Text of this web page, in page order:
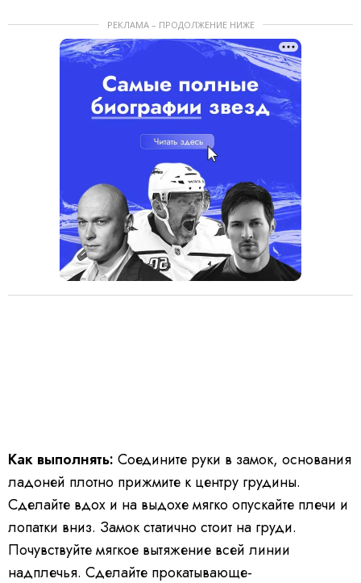
РЕКЛАМА – ПРОДОЛЖЕНИЕ НИЖЕ
Как выполнять: Соедините руки в замок, основания
ладоней плотно прижмите к центру грудины.
Сделайте вдох и на выдохе мягко опускайте плечи и
лопатки вниз. Замок статично стоит на груди.
Почувствуйте мягкое вытяжение всей линии
надплечья. Сделайте прокатывающе-